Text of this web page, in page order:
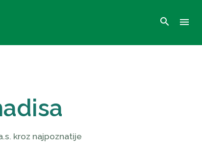
search menu
kroz najpoznatije